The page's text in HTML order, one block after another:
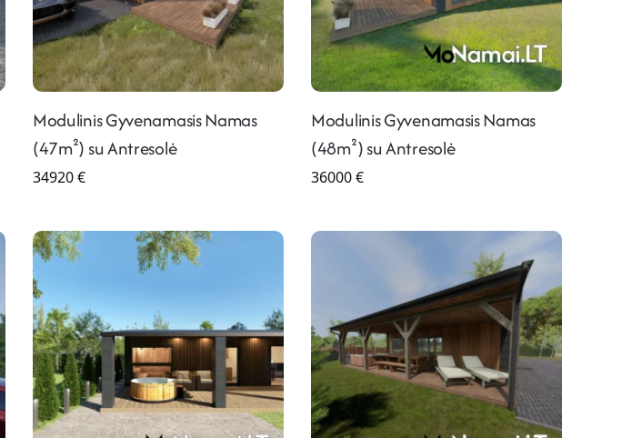
Modulinis Gyvenamasis Namas
(47m²) su Antresolė
34920€
Modulinis Gyvenamasis Namas
(48m²) su Antresolė
36000€